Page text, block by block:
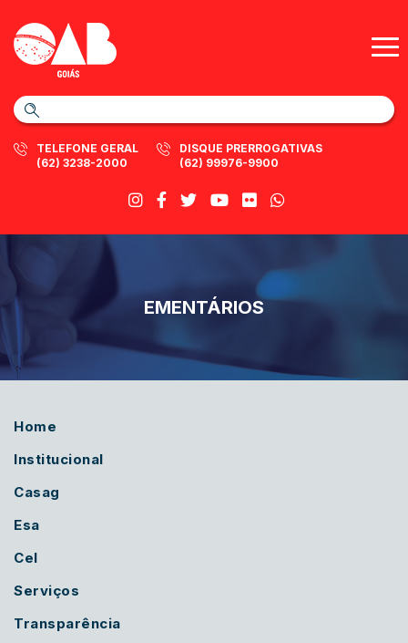
TELEFONE GERAL
(62) 3238-2000
DISQUE PRERROGATIVAS
(62) 99976-9900
EMENTÁRIOS
Home
Institucional
Casag
Esa
Cel
Serviços
Transparência